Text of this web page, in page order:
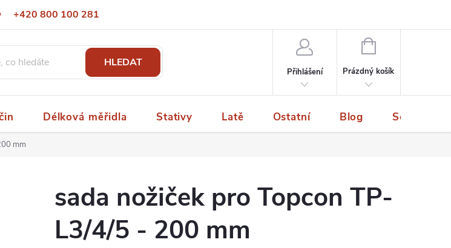
+420 800 100 281
papaspol@papaspol.cz
HLEDAT
Přihlášení
NÁKUPNÍ
Prázdný košík
Délková měřidla Stativy Latě Ostatní Blog Servis a
mm
sada nožiček pro Topcon TP-
L3/4/5 - 200 mm